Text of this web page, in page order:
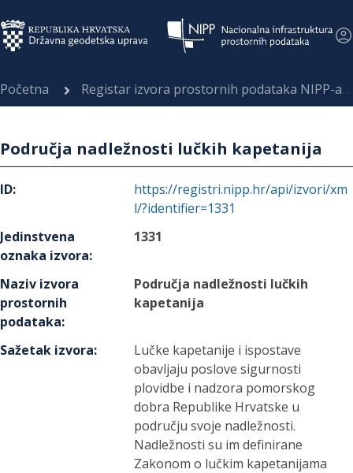
Početna Registar izvora prostornih podataka NIPP-a
Područja nadležnosti lučkih kapetanija
ID:
https://registri.nipp.hr/api/izvori/xm
l/?identifier=1331
Jedinstvena
oznaka izvora:
1331
Naziv izvora
prostornih
podataka:
Područja nadležnosti lučkih
kapetanija
Sažetak izvora:
Lučke kapetanije i ispostave
obavljaju poslove sigurnosti
plovidbe i nadzora pomorskog
dobra Republike Hrvatske u
području svoje nadležnosti.
Nadležnosti su im definirane
Zakonom o lučkim kapetanijama